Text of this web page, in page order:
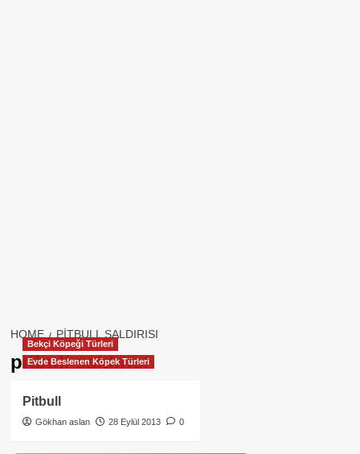
HOME PITBULL SALDIRISI
pitbull saldırısı
Bekçi Köpeği Türleri
Evde Beslenen Köpek Türleri
Pitbull
Gökhan aslan 28 Eylül 2013 0